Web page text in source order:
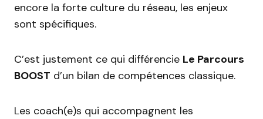
encore la forte culture du réseau, les enjeux
sont spécifiques.
C’est justement ce qui différencie Le Parcours
BOOST d’un bilan de compétences classique.
Les coach(e)s qui accompagnent les